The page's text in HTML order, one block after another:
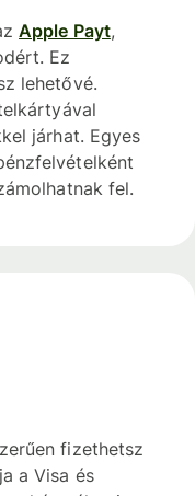
Apple Payt,
Ez
lehetővé.
járhat. Egyes
fel.
fizethetsz
a Visa és